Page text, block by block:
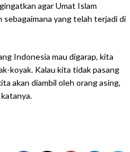
agar Umat Islam
yang telah terjadi di
Indonesia mau digarap, kita
koyak. Kalau kita tidak pasang
akan diambil oleh orang asing,